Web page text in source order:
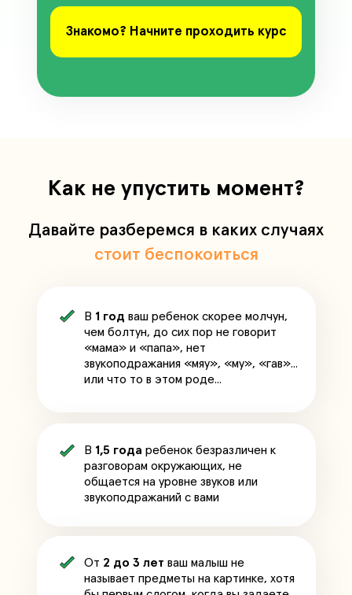
Знакомо? Начните проходить курс
Как не упустить момент?
Давайте разберемся в каких случаях
стоит беспокоиться
В 1 год ваш ребенок скорее молчун,
чем болтун, до сих пор не говорит
«мама» и «папа», нет
звукоподражания «мяу», «му», «гав»...
или что то в этом роде...
В 1,5 года ребенок безразличен к
разговорам окружающих, не
общается на уровне звуков или
звукоподражаний с вами
От 2 до 3 лет ваш малыш не
называет предметы на картинке, хотя